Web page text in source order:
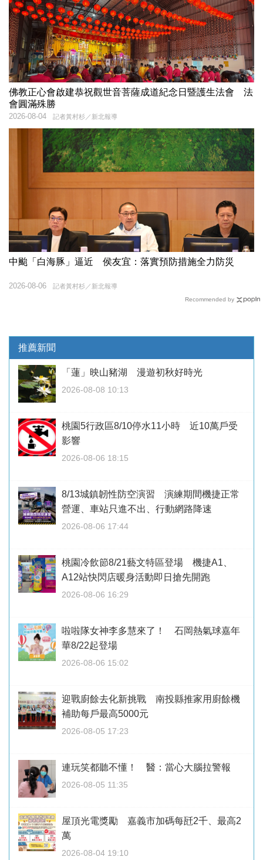
佛教正心會啟建恭祝觀世音菩薩成道紀念日暨護生法會 法
會圓滿殊勝
記者黃村杉／新北報導
2026-08-04
中颱「白海豚」逼近 侯友宜：落實預防措施全力防災
記者黃村杉／新北報導
2026-08-06
Recommended by
推薦新聞
「蓮」映山豬湖 漫遊初秋好時光
2026-08-08 10:13
桃園5行政區8/10停水11小時 近10萬戶受
影響
2026-08-06 18:15
8/13城鎮韌性防空演習 演練期間機捷正常
營運、車站只進不出、行動網路降速
2026-08-06 17:44
桃園冷飲節8/21藝文特區登場 機捷A1、
A12站快閃店暖身活動即日搶先開跑
2026-08-06 16:29
啦啦隊女神李多慧來了！ 石岡熱氣球嘉年
華8/22起登場
2026-08-06 15:02
迎戰廚餘去化新挑戰 南投縣推家用廚餘機
補助每戶最高5000元
2026-08-05 17:23
連玩笑都聽不懂！ 醫：當心大腦拉警報
2026-08-05 11:35
屋頂光電獎勵 嘉義市加碼每瓩2千、最高2
萬
2026-08-04 19:10